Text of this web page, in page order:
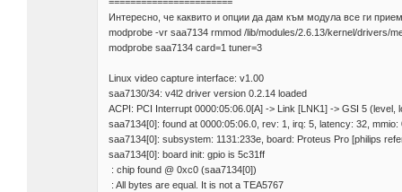
Интересно, че каквито и опции да дам към модула все ги
modprobe -vr saa7134 rmmod /lib/modules/2.6.13/kernel/drivers/
modprobe saa7134 card=1 tuner=3
Linux video capture interface: v1.00
saa7130/34: v4l2 driver version 0.2.14 loaded
ACPI: PCI Interrupt 0000:05:06.0[A] -> Link [LNK1] -> GSI 5 (level,
saa7134[0]: found at 0000:05:06.0, rev: 1, irq: 5, latency: 32, mmio:
saa7134[0]: subsystem: 1131:233e, board: Proteus Pro [philips
saa7134[0]: board init: gpio is 5c31ff
: chip found @ 0xc0 (saa7134[0])
: All bytes are equal. It is not a TEA5767